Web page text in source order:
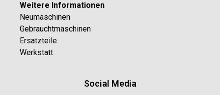
Weitere Informationen
Neumaschinen
Gebrauchtmaschinen
Ersatzteile
Werkstatt
Social Media